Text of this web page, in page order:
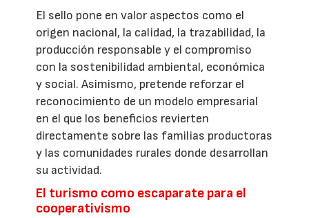
El sello pone en valor aspectos como el
origen nacional, la calidad, la trazabilidad, la
producción responsable y el compromiso
con la sostenibilidad ambiental, económica
y social. Asimismo, pretende reforzar el
reconocimiento de un modelo empresarial
en el que los beneficios revierten
directamente sobre las familias productoras
y las comunidades rurales donde desarrollan
su actividad.
El turismo como escaparate para el
cooperativismo